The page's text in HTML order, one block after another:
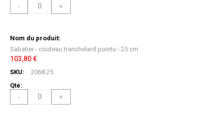
- +
Sabatier - couteau tranchelard pointu - 25 cm
103,80 €
2068.25
- +